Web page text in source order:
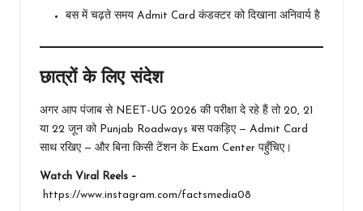
बस में चढ़ते समय Admit Card कंडक्टर को दिखाना अनिवार्य है
छात्रों के लिए संदेश
अगर आप पंजाब से NEET-UG 2026 की परीक्षा दे रहे हैं तो 20, 21
या 22 जून को Punjab Roadways बस पकड़िए — Admit Card
साथ रखिए — और बिना किसी टेंशन के Exam Center पहुँचिए।
Watch Viral Reels –
https://www.instagram.com/factsmedia08